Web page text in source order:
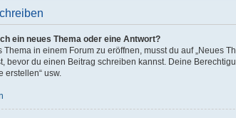
ein neues Thema oder eine Antwort?
Thema in einem Forum zu eröffnen, musst du auf „Neues
bevor du einen Beitrag schreiben kannst. Deine
erstellen“ usw.